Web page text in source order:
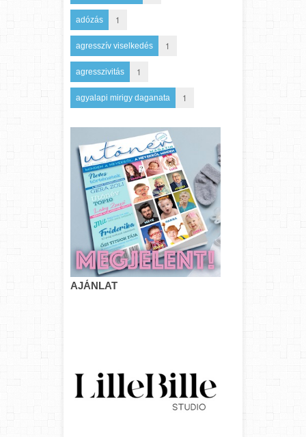
adózás 1
agresszív viselkedés 1
agresszivitás 1
agyalapi mirigy daganata 1
AJÁNLAT